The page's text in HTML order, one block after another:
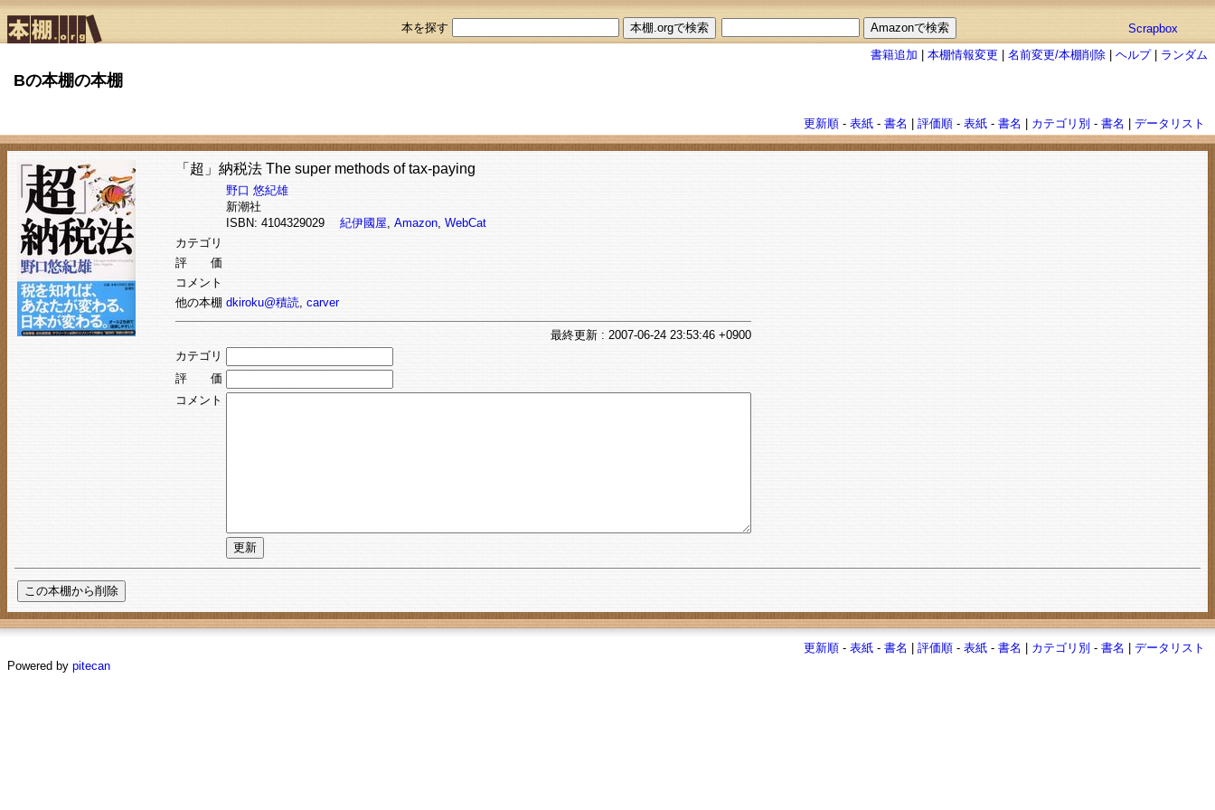
本を探す
Scrapbox
書籍追加 |本棚情報変更 |名前変更/本棚削除 |ヘルプ| ランダム
Bの本棚の本棚
更新順 -表紙 -書名 |評価順 -表紙 -書名 カテゴリ別 -書名 |データリスト
「超」納税法 The super methods of tax-paying
野口 悠紀雄
新潮社
ISBN: 4104329029 紀伊國屋, Amazon, WebCat
カテゴリ
評 価
コメント
他の本棚 dkiroku@積読, carver
最終更新: 2007-06-24 23:53:46 +0900
カテゴリ
評 価
コメント
更新順 -表紙 -書名 |評価順 -表紙 -書名 カテゴリ別 -書名 |データリスト
Powered by pitecan